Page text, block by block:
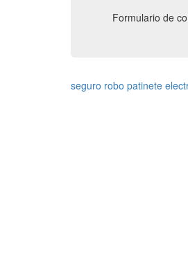
Formulario de
seguro robo patinete